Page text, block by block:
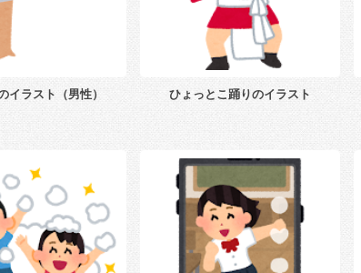
イラスト（男性） ひょっとこ踊りのイラスト